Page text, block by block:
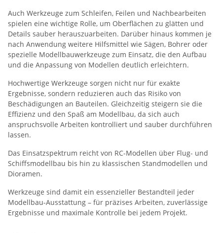
Auch Werkzeuge zum Schleifen, Feilen und Nachbearbeiten
spielen eine wichtige Rolle, um Oberflächen zu glätten und
Details sauber herauszuarbeiten. Darüber hinaus kommen je
nach Anwendung weitere Hilfsmittel wie Sägen, Bohrer oder
spezielle Modellbauwerkzeuge zum Einsatz, die den Aufbau
und die Anpassung von Modellen deutlich erleichtern.
Hochwertige Werkzeuge sorgen nicht nur für exakte
Ergebnisse, sondern reduzieren auch das Risiko von
Beschädigungen an Bauteilen. Gleichzeitig steigern sie die
Effizienz und den Spaß am Modellbau, da sich auch
anspruchsvolle Arbeiten kontrolliert und sauber durchführen
lassen.
Das Einsatzspektrum reicht von RC-Modellen über Flug- und
Schiffsmodellbau bis hin zu klassischen Standmodellen und
Dioramen.
Werkzeuge sind damit ein essenzieller Bestandteil jeder
Modellbau-Ausstattung – für präzises Arbeiten, zuverlässige
Ergebnisse und maximale Kontrolle bei jedem Projekt.